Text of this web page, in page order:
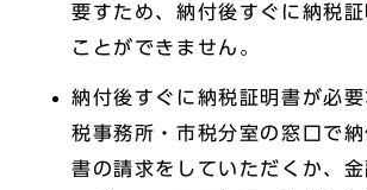
要すため、納付後すぐに納税
ことができません。
納付後すぐに納税証明書が必
税事務所・市税分室の窓口で
書の請求をしていただくか、